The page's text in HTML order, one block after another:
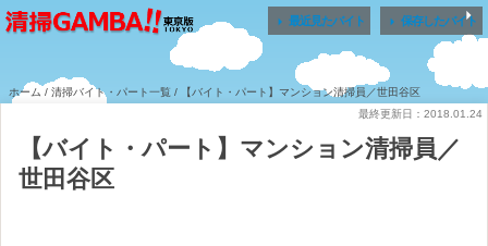
 最近見たバイト  保存したバイト
ホーム / 清掃バイト・パート一覧 / 【バイト・パート】マンション清掃員／世田谷区
最終更新日：2018.01.24
【バイト・パート】マンション清掃員／
世田谷区